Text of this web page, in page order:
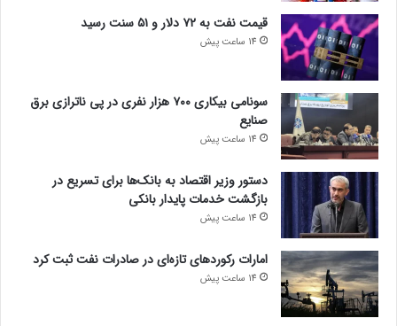
قیمت نفت به ۷۲ دلار و ۵۱ سنت رسید
14 ساعت پیش
سونامی بیکاری ۷۰۰ هزار نفری در پی ناترازی برق
صنایع
14 ساعت پیش
دستور وزیر اقتصاد به بانک‌ها برای تسریع در
بازگشت خدمات پایدار بانکی
14 ساعت پیش
امارات رکورد‌های تازه‌ای در صادرات نفت ثبت کرد
14 ساعت پیش